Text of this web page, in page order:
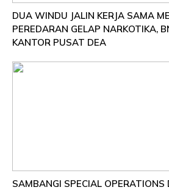
DUA WINDU JALIN KERJA SAMA
PEREDARAN GELAP NARKOTIKA,
KANTOR PUSAT DEA
SAMBANGI SPECIAL OPERATIONS